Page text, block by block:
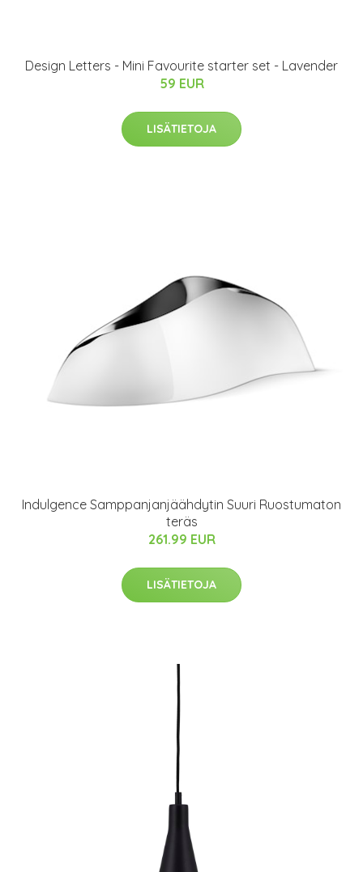
Design Letters - Mini Favourite starter set - Lavender
59 EUR
LISÄTIETOJA
Indulgence Samppanjanjäähdytin Suuri Ruostumaton
teräs
261.99 EUR
LISÄTIETOJA